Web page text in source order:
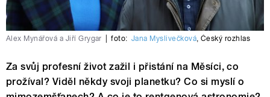
Alex Mynářová a Jiří Grygar foto: Jana Myslivečková, Český rozhlas
Za svůj profesní život zažil i přistání na Měsíci, co
prožíval? Viděl někdy svoji planetku? Co si myslí o